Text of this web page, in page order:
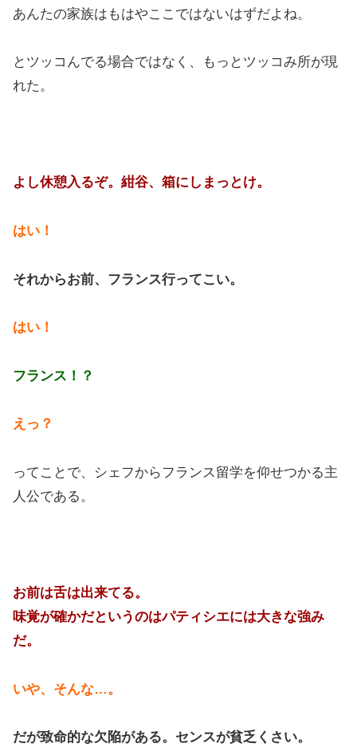
あんたの家族はもはやここではないはずだよね。
とツッコんでる場合ではなく、もっとツッコみ所が現
れた。
よし休憩入るぞ。紺谷、箱にしまっとけ。
はい！
それからお前、フランス行ってこい。
はい！
フランス！？
えっ？
ってことで、シェフからフランス留学を仰せつかる主
人公である。
お前は舌は出来てる。
味覚が確かだというのはパティシエには大きな強み
だ。
いや、そんな…。
だが致命的な欠陥がある。センスが貧乏くさい。